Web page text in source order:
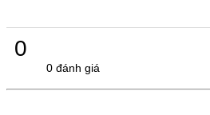
0
0 đánh giá